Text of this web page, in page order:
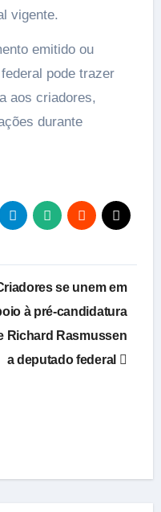
vigente.
emitido ou
pode trazer
aos criadores,
durante
se unem em
à pré-candidatura
Richard Rasmussen
a deputado federal